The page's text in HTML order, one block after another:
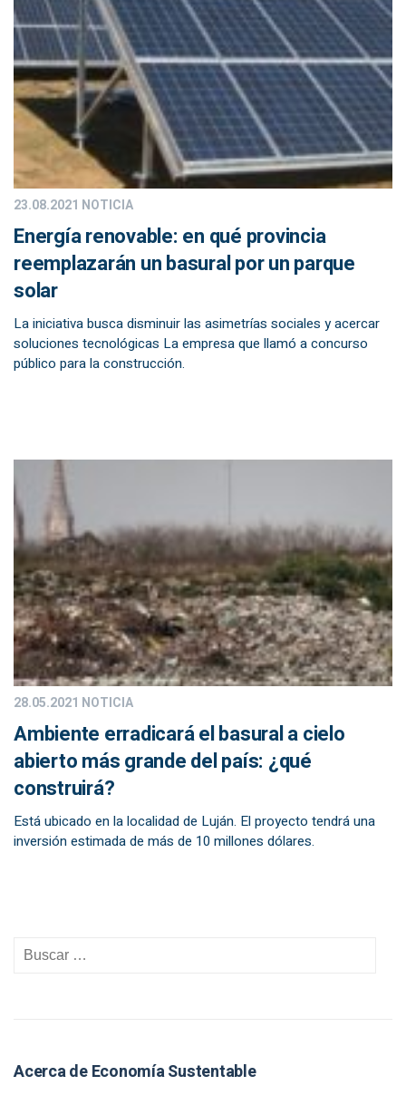
23.08.2021 NOTICIA
Energía renovable: en qué provincia
reemplazarán un basural por un parque
solar
La iniciativa busca disminuir las asimetrías sociales y acercar
soluciones tecnológicas La empresa que llamó a concurso
público para la construcción.
28.05.2021 NOTICIA
Ambiente erradicará el basural a cielo
abierto más grande del país: ¿qué
construirá?
Está ubicado en la localidad de Luján. El proyecto tendrá una
inversión estimada de más de 10 millones dólares.
Acerca de Economía Sustentable